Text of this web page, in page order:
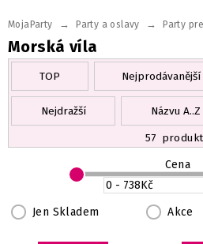
Morská víla
MojaParty → Party a oslavy → Party
TOP Nejprodávanější
Nejdražší Názvu A..Z
57
Jen Skladem Akce
Cena